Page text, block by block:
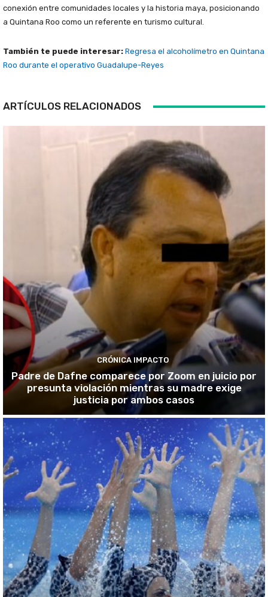
conexión entre comunidades locales y la historia maya, posicionando
a Quintana Roo como un referente en turismo cultural.
También te puede interesar: Regresa el alcoholímetro en Quintana
Roo durante el operativo Guadalupe-Reyes
ARTÍCULOS RELACIONADOS
CRÓNICA IMPACTO
Padre de Dafne comparece por Zoom en juicio por
presunta violación mientras su madre exige
justicia por ambos casos